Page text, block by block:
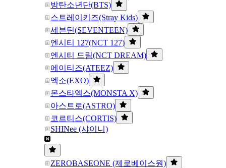
방탄소년단(BTS)
스트레이키즈(Stray Kids)
세븐틴(SEVENTEEN)
엔시티 127(NCT 127)
엔시티 드림(NCT DREAM)
에이티즈(ATEEZ)
엑소(EXO)
몬스타엑스(MONSTA X)
아스트로(ASTRO)
코르티스(CORTIS)
SHINee (샤이니)
ZEROBASEONE (제로베이스원)